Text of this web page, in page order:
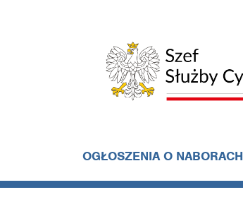
OGŁOSZENIA O NABORACH